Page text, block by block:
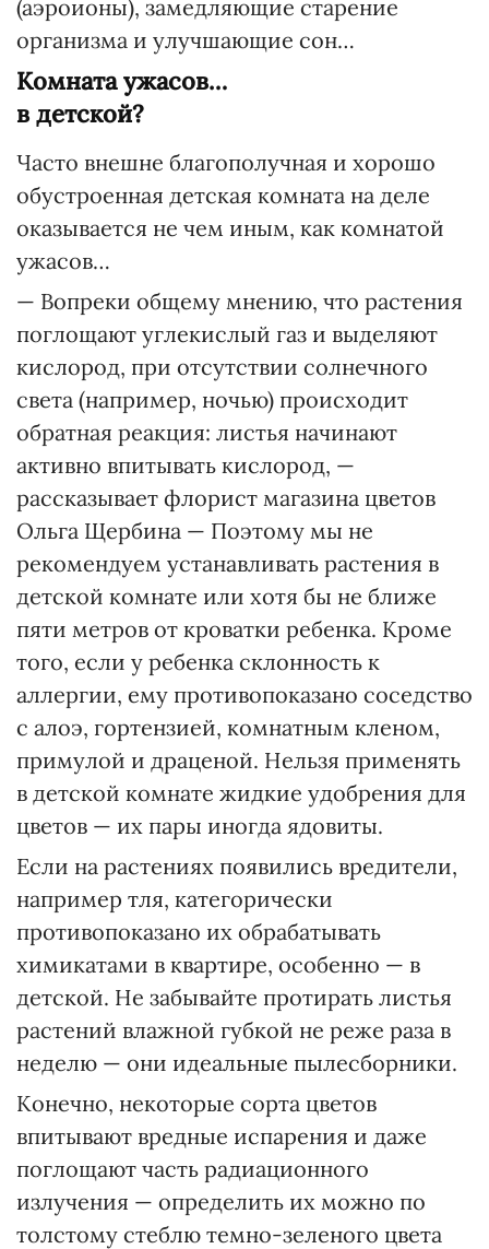
(аэроионы), замедляющие старение
организма и улучшающие сон…
Комната ужасов…
в детской?
Часто внешне благополучная и хорошо
обустроенная детская комната на деле
оказывается не чем иным, как комнатой
ужасов…
— Вопреки общему мнению, что растения
поглощают углекислый газ и выделяют
кислород, при отсутствии солнечного
света (например, ночью) происходит
обратная реакция: листья начинают
активно впитывать кислород, —
рассказывает флорист магазина цветов
Ольга Щербина — Поэтому мы не
рекомендуем устанавливать растения в
детской комнате или хотя бы не ближе
пяти метров от кроватки ребенка. Кроме
того, если у ребенка склонность к
аллергии, ему противопоказано соседство
с алоэ, гортензией, комнатным кленом,
примулой и драценой. Нельзя применять
в детской комнате жидкие удобрения для
цветов — их пары иногда ядовиты.
Если на растениях появились вредители,
например тля, категорически
противопоказано их обрабатывать
химикатами в квартире, особенно — в
детской. Не забывайте протирать листья
растений влажной губкой не реже раза в
неделю — они идеальные пылесборники.
Конечно, некоторые сорта цветов
впитывают вредные испарения и даже
поглощают часть радиационного
излучения — определить их можно по
толстому стеблю темно-зеленого цвета